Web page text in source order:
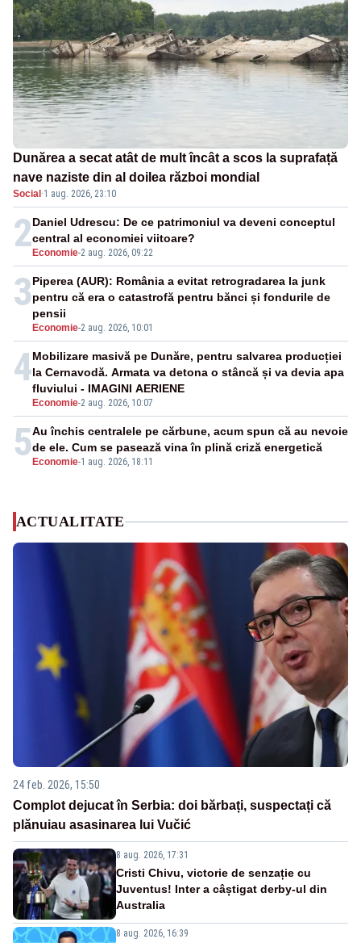
Dunărea a secat atât de mult încât a scos la suprafață
nave naziste din al doilea război mondial
Social ·1 aug. 2026, 23:10
2 Economie-2 aug. 2026, 09:22
Daniel Udrescu: De ce patrimoniul va deveni conceptul
central al economiei viitoare?
3
Economie-2 aug. 2026, 10:01
Piperea (AUR): România a evitat retrogradarea la junk
pentru că era o catastrofă pentru bănci și fondurile de
pensii
4
Economie-2 aug. 2026, 10:07
Mobilizare masivă pe Dunăre, pentru salvarea producției
la Cernavodă. Armata va detona o stâncă și va devia apa
fluviului - IMAGINI AERIENE
5 Economie-1 aug. 2026, 18:11
Au închis centralele pe cărbune, acum spun că au nevoie
de ele. Cum se pasează vina în plină criză energetică
ACTUALITATE
24 feb. 2026, 15:50
Complot dejucat în Serbia: doi bărbați, suspectați că
plănuiau asasinarea lui Vučić
8 aug. 2026, 17:31
Cristi Chivu, victorie de senzație cu
Juventus! Inter a câștigat derby-ul din
Australia
8 aug. 2026, 16:39